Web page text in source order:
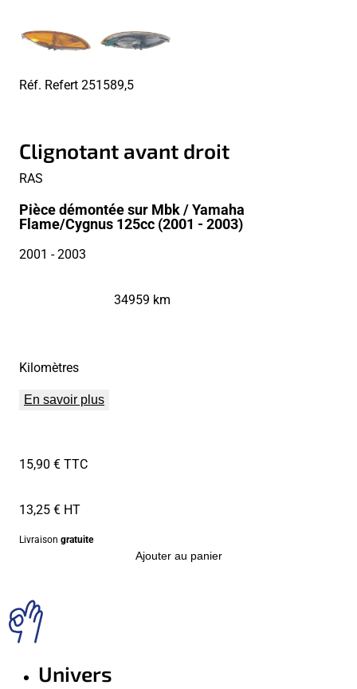
Réf. Refert251589,5
Clignotant avant droit
RAS
Pièce démontée sur Mbk / Yamaha
Flame/Cygnus 125cc (2001 - 2003)
2001 - 2003
Kilomètres
34959 km
En savoir plus
15,90 € TTC
13,25 € HT
Livraison gratuite
Ajouter au panier
Univers